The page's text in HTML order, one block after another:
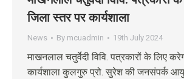
जिला स्तर पर कार्यशाला
News By mcuadmin 19th July 2024
माखनलाल चतुर्वेदी विवि. पत्रकारों के लिए
कार्यशाला कुलगुरु प्रो. सुरेश की जनसंपर्क